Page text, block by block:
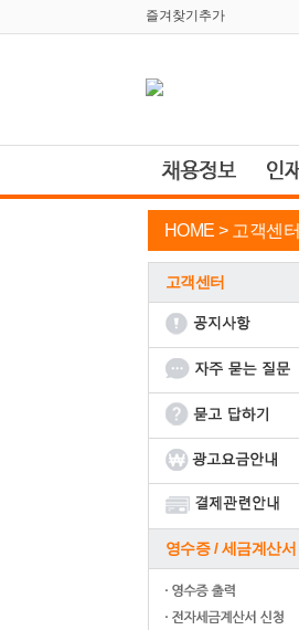
즐겨찾기추가
HOME > 고객센터
고객센터
영수증 / 세금계산서